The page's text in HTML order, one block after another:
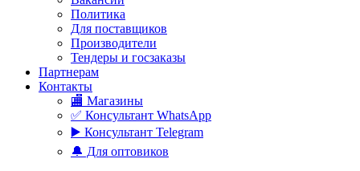
Политика
Для поставщиков
Производители
Тендеры и госзаказы
Партнерам
Контакты
🏬 Магазины
✅️ Консультант WhatsApp
▶️ Консультант Telegram
🔔 Для оптовиков